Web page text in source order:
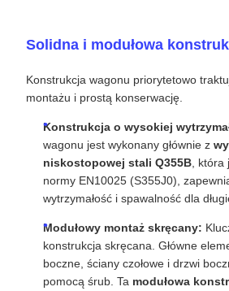
Solidna i modułowa
Konstrukcja wagonu priorytetowo
montażu i prostą konserwację.
Konstrukcja o wysokiej
wagonu jest wykonany głównie z
niskostopowej stali Q355B ,
normy EN10025 (S355J0),
wytrzymałość i spawalność dla
Modułowy montaż skręcany:
konstrukcja skręcana. Główne
boczne, ściany czołowe i drzwi
pomocą śrub. Ta modułowa